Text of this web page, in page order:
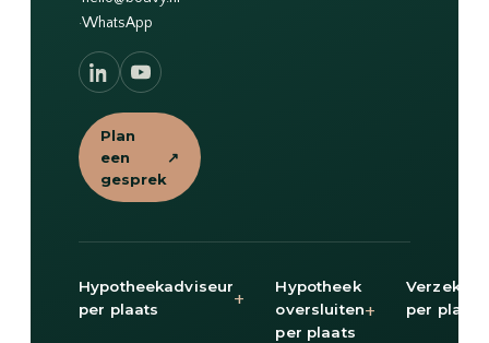
·WhatsApp
Plan
een
gesprek
↗
Hypotheekadviseur
per plaats
+
Hypotheek
oversluiten
per plaats
+
per plaats